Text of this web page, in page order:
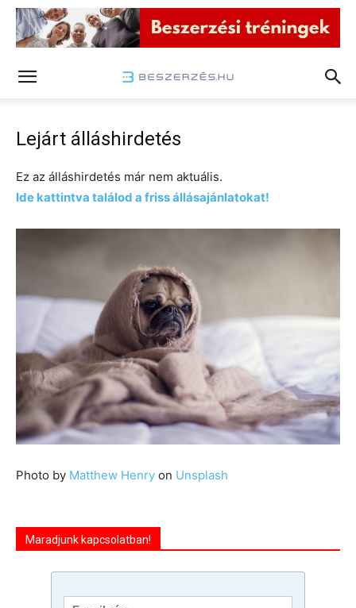
Lejárt álláshirdetés
Ez az álláshirdetés már nem aktuális.
Ide kattintva találod a friss állásajánlatokat!
Photo by Matthew Henry on Unsplash
Maradjunk kapcsolatban!